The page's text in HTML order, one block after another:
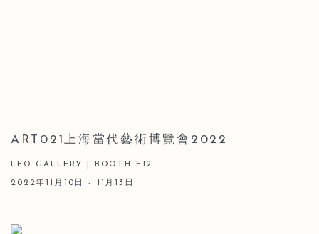
ART021上海當代藝術博覽會2022
LEO GALLERY | BOOTH E12
2022年11月10日 - 11月13日